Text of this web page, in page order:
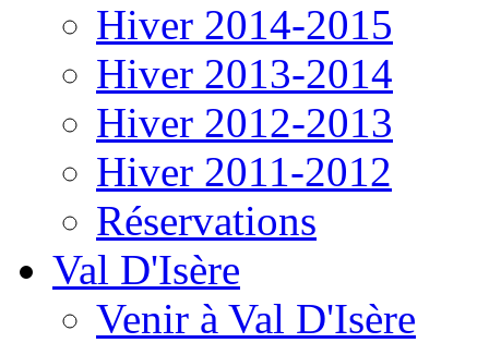
Hiver 2014-2015
Hiver 2013-2014
Hiver 2012-2013
Hiver 2011-2012
Réservations
Val D'Isère
Venir à Val D'Isère